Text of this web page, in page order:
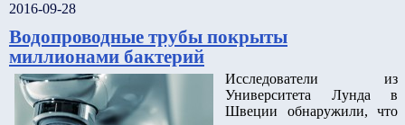
2016-09-28
Водопроводные трубы покрыты
миллионами бактерий
Исследователи из
Университета Лунда в
Швеции обнаружили, что